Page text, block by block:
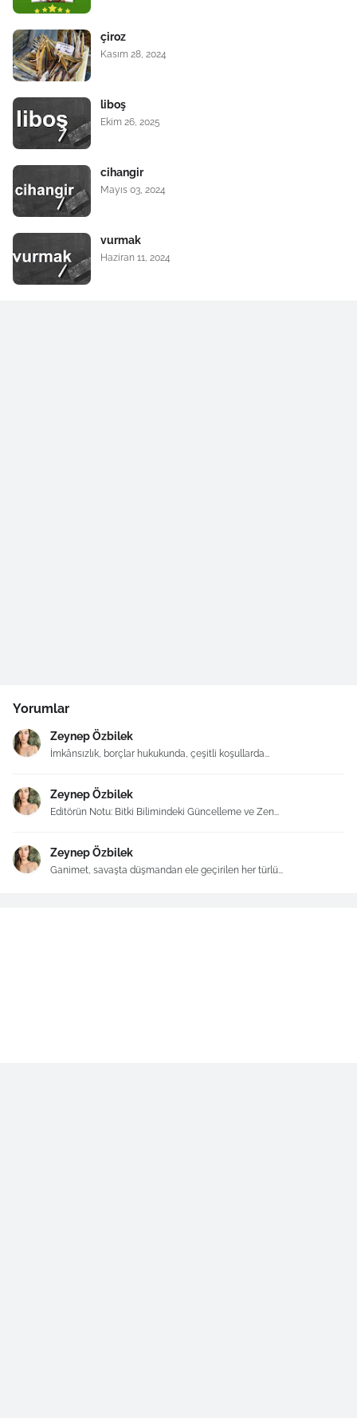
çiroz
Kasım 28, 2024
liboş
Ekim 26, 2025
cihangir
Mayıs 03, 2024
vurmak
Haziran 11, 2024
Yorumlar
Zeynep Özbilek
İmkânsızlık, borçlar hukukunda, çeşitli koşullarda...
Zeynep Özbilek
Editörün Notu: Bitki Bilimindeki Güncelleme ve Zen...
Zeynep Özbilek
Ganimet, savaşta düşmandan ele geçirilen her türlü...